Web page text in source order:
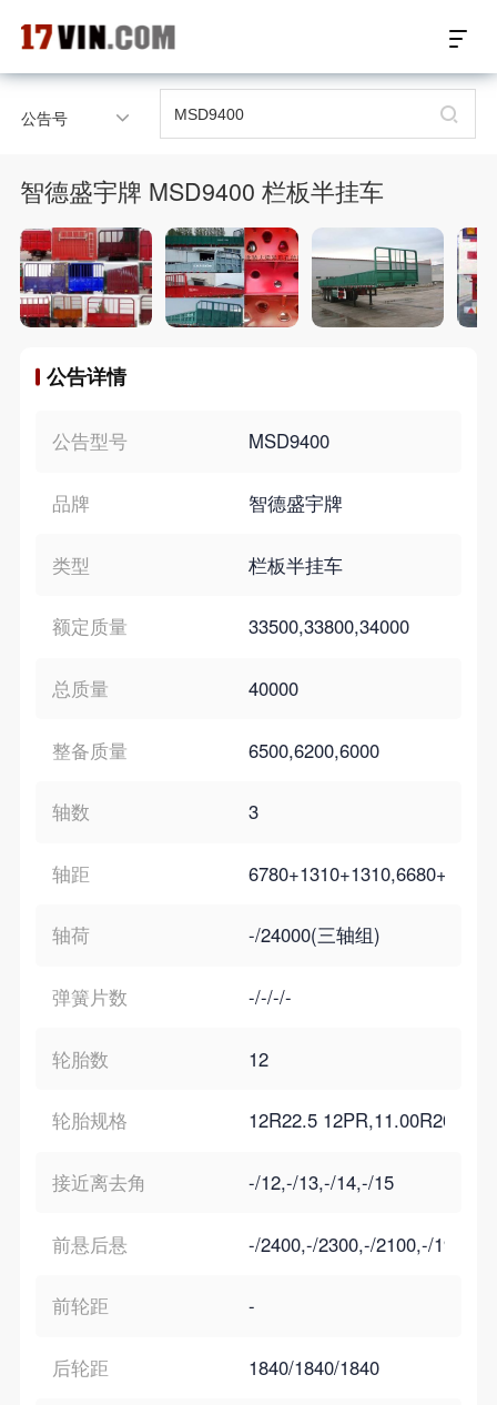
17VIN车架号查询首页
汽配产品车型适配
汽配产品电子目录
微信群智能客服
个性化私人定制
公告号
智德盛宇牌 MSD9400 栏板半挂车
公告详情
公告型号 MSD9400
品牌 智德盛宇牌
类型 栏板半挂车
额定质量 33500,33800,34000
总质量 40000
整备质量 6500,6200,6000
轴数 3
轴距
轴荷 -/24000(三轴组)
弹簧片数 -/-/-/-
轮胎数 12
轮胎规格 12R22.5 12PR,11.00R20
接近离去角 -/12,-/13,-/14,-/15
前悬后悬 -/2400,-/2300,-/2100,-/1900
前轮距 -
后轮距 1840/1840/1840